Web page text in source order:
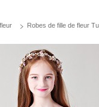
Robes de fille de fleur